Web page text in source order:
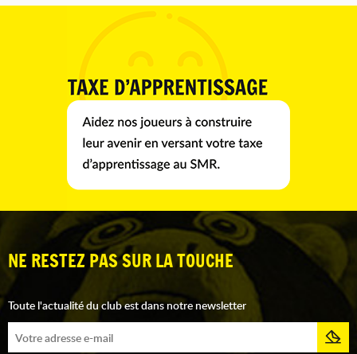
NE RESTEZ PAS SUR LA TOUCHE
Toute l'actualité du club est dans notre newsletter